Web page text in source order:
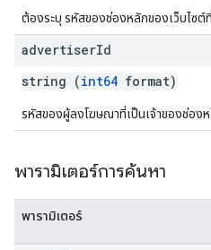
ต้องระบุ รหัสของช่องหลักของเว็บไซต์
advertiserId
string (int64 format)
รหัสของผู้ลงโฆษณาที่เป็นเจ้าของช่อง
พารามิเตอร์การค้นหา
พารามิเตอร์